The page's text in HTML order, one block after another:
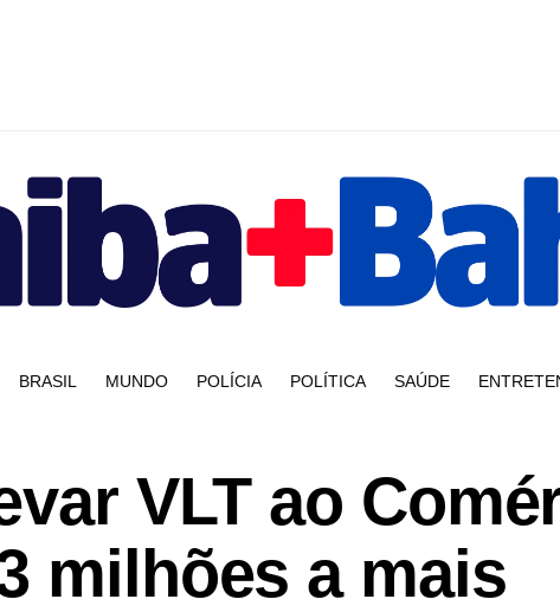
BRASIL MUNDO POLÍCIA POLÍTICA SAÚDE
VLT ao
milhões a mais